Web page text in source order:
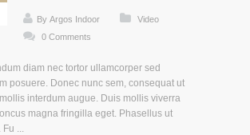
By Argos Indoor
Video
0 Comments
diam nec tortor ullamcorper sed
posuere. Donec nunc sem, consequat ut
interdum augue. Duis mollis viverra
magna fringilla eget. Phasellus ut
...